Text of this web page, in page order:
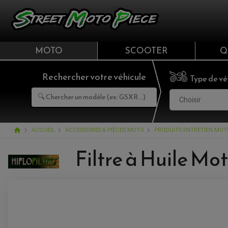
MOTO SCOOTER
Rechercher votre véhicule Type de
Choisir
home ACCUEIL ACCESSOIRES & PIÈCES MOTO PRODUITS ENTRETIEN
Filtre à Huile